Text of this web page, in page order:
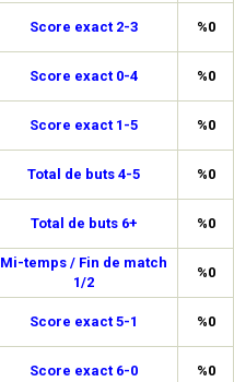
Score exact 2-3 %0
Score exact 0-4 %0
Score exact 1-5 %0
Total de buts 4-5 %0
Total de buts 6+ %0
Mi-temps / Fin de match
1/2
%0
Score exact 5-1 %0
Score exact 6-0 %0